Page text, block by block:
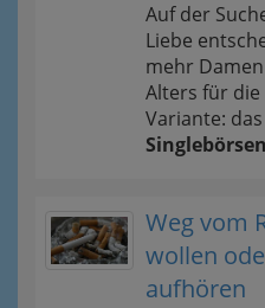
Auf der
Liebe
mehr
Alters für die
Variante: das
Singlebörsen
Weg vom
wollen
aufhören